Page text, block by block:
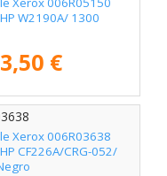
W2190A/ 1300
€
Xerox 006R03638
CF226A/CRG-052/